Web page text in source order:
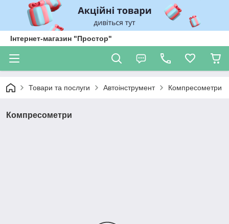
Інтернет-магазин "Простор"
Товари та послуги Автоінструмент Компресометри
Компресометри